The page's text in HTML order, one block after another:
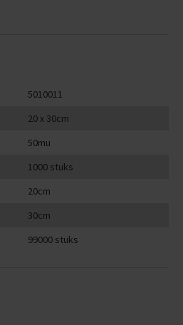
5010011
20 x 30cm
50mu
1000 stuks
20cm
30cm
99000 stuks